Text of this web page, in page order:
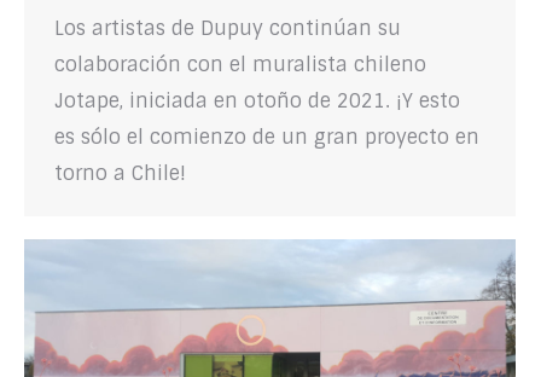
Los artistas de Dupuy continúan su
colaboración con el muralista chileno
Jotape, iniciada en otoño de 2021. ¡Y esto
es sólo el comienzo de un gran proyecto en
torno a Chile!